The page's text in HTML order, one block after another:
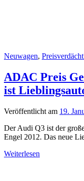
Neuwagen,
ADAC Preis
ist
Veröffentlicht am 19.
Der Audi Q3 ist der
Engel 2012. Das neue
Weiterlesen